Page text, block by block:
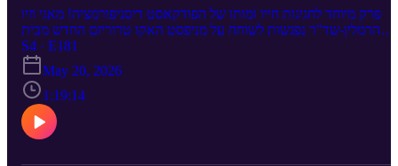
פרק מיוחד לחגיגות חייו ומותו של הפודקאסט דיסניפורמציה! מאגי וזיו
הרמלין-שד"ר נפגשות לשוחח על מניפסט האקו טרוריזם החדש מבית
פיקסאר- "קופצים בראש". בפרק נשוחח על האם ויתרנו על האקלים?,
תיאדור רוזוולט, זחלים מטומטמים, הגל האסייתי בפיקסאר ומה קשור
בכלל גל פליטים ענק? לשונאי ז'אנר קשקושי הפתיחה- שימו לב שהשיחה
על הסרט מתחילה ב 25:32
S4 · E181
May 20, 2026
1:19:14